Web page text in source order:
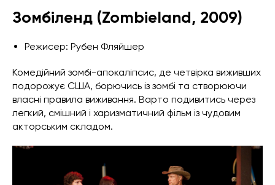
Зомбіленд (Zombieland, 2009)
Режисер: Рубен Фляйшер
Комедійний зомбі-апокаліпсис, де четвірка виживших
подорожує США, борючись із зомбі та створюючи
власні правила виживання. Варто подивитись через
легкий, смішний і харизматичний фільм із чудовим
акторським складом.